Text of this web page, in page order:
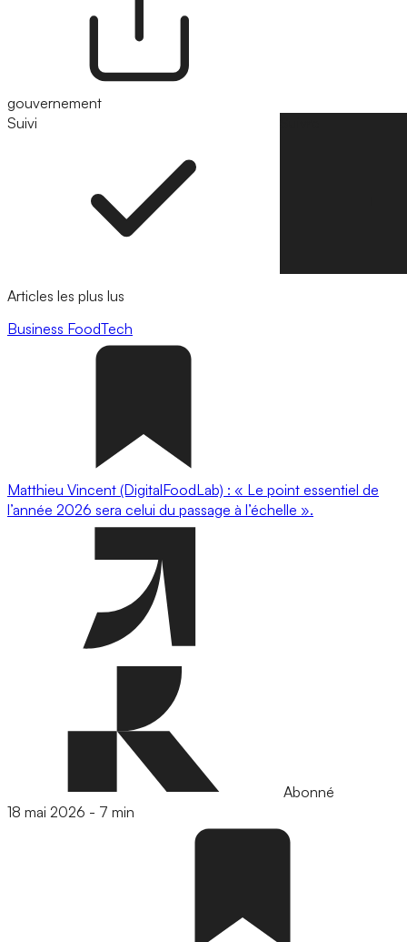
gouvernement
Suivi
Articles les plus lus
Business FoodTech
Matthieu Vincent (DigitalFoodLab) : « Le point essentiel de
l’année 2026 sera celui du passage à l’échelle ».
Abonné
18 mai 2026 - 7 min